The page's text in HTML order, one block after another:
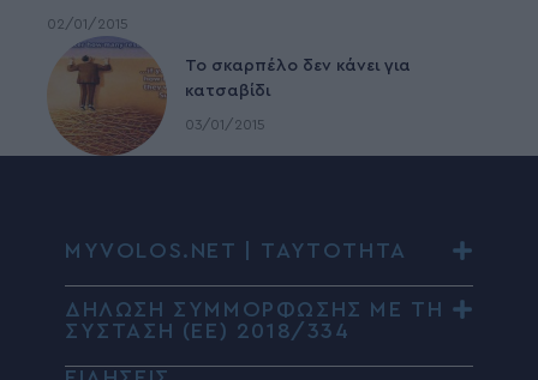
02/01/2015
To σκαρπέλο δεν κάνει για
κατσαβίδι
03/01/2015
MYVOLOS.NET | ΤΑΥΤΟΤΗΤΑ
ΔΗΛΩΣΗ ΣΥΜΜΟΡΦΩΣΗΣ ΜΕ ΤΗ
ΣΥΣΤΑΣΗ (ΕΕ) 2018/334